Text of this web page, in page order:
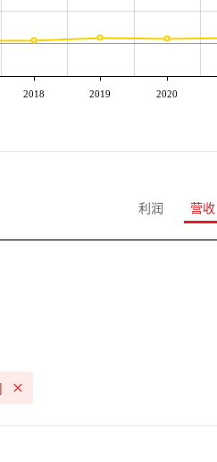
2018 2019 2020
利润 营收